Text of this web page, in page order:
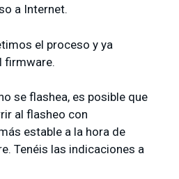
a Internet.
el proceso y ya
firmware.
se flashea, es posible que
al flasheo con
estable a la hora de
Tenéis las indicaciones a